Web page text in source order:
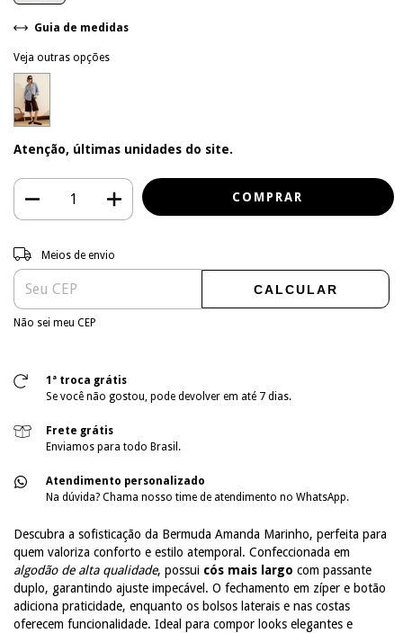
Guia de medidas
Veja outras opções
Atenção, últimas unidades do site.
Entregas para o CEP:
Meios de envio
CALCULAR
Não sei meu CEP
1ª troca grátis
Se você não gostou, pode devolver em até 7 dias.
Frete grátis
Enviamos para todo Brasil.
Atendimento personalizado
Na dúvida? Chama nosso time de atendimento no WhatsApp.
Descubra a sofisticação da Bermuda Amanda Marinho, perfeita para
quem valoriza conforto e estilo atemporal. Confeccionada em
algodão de alta qualidade, possui cós mais largo com passante
duplo, garantindo ajuste impecável. O fechamento em zíper e botão
adiciona praticidade, enquanto os bolsos laterais e nas costas
oferecem funcionalidade. Ideal para compor looks elegantes e